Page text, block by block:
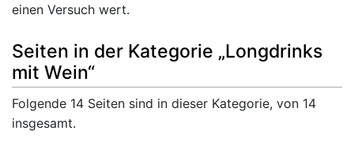
einen Versuch wert.
Seiten in der Kategorie „Longdrinks
mit Wein“
Folgende 14 Seiten sind in dieser Kategorie, von 14
insgesamt.